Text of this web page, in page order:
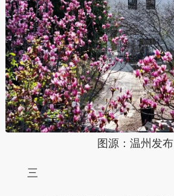
图源：温州发布
三